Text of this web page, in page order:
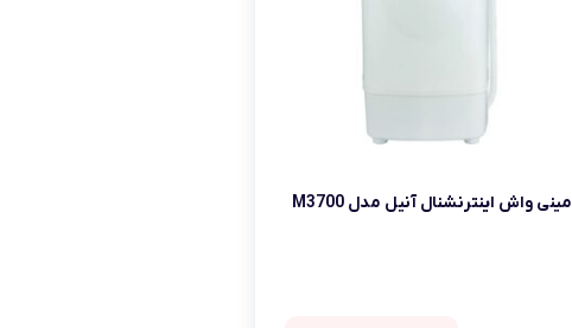
مینی واش اینترنشنال آنیل مدل M3700